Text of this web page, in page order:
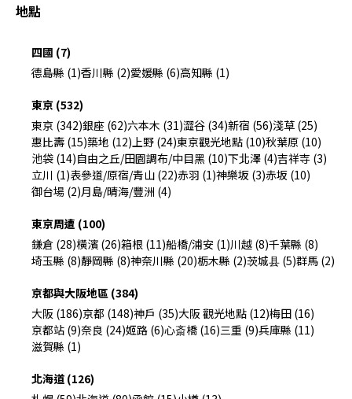
地點
四國 (7)
德島縣 (1)香川縣 (2)愛媛縣 (6)高知縣 (1)
東京 (532)
東京 (342)銀座 (62)六本木 (31)澀谷 (34)新宿 (56)淺草 (25)
惠比壽 (15)築地 (12) 上野 (24)東京觀光地點 (10)秋葉原 (10)
池袋 (14)自由之丘/田園調布/中目黑 (10)下北澤 (4)吉祥寺 (3)
立川 (1)表參道/原宿/青山 (22)赤羽 (1)神樂坂 (3)赤坂 (10)
御台場 (2)月島/晴海/豐洲 (4)
東京周遭 (100)
鎌倉 (28)橫濱 (26)箱根 (11)船橋/浦安 (1)川越 (8)千葉縣 (8)
埼玉縣 (8)靜岡縣 (8)神奈川縣 (20)栃木縣 (2)茨城县 (5)群馬 (2)
京都與大阪地區 (384)
大阪 (186)京都 (148)神戶 (35)大阪 觀光地點 (12)梅田 (16)
京都站 (9)奈良 (24)姬路 (6)心斎橋 (16)三重 (9)兵庫縣 (11)
滋賀縣 (1)
北海道 (126)